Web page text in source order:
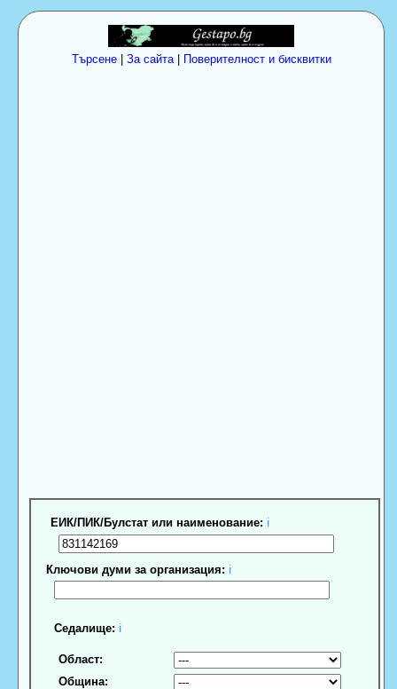
Търсене| За сайта| Поверителност и бисквитки
ЕИК/ПИК/Булстат или наименование: ℹ
Ключови думи за организация: ℹ
Седалище: ℹ
Област:
Община: